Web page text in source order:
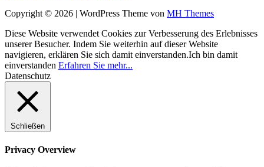
Copyright © 2026 | WordPress Theme von MH Themes
Diese Website verwendet Cookies zur Verbesserung des Erlebnisses
unserer Besucher. Indem Sie weiterhin auf dieser Website
navigieren, erklären Sie sich damit einverstanden.Ich bin damit
einverstanden Erfahren Sie mehr...
Datenschutz
Schließen
Privacy Overview